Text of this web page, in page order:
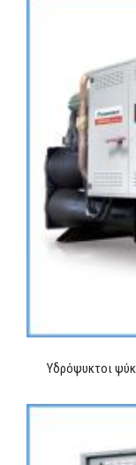
Υδρόψυκτοι